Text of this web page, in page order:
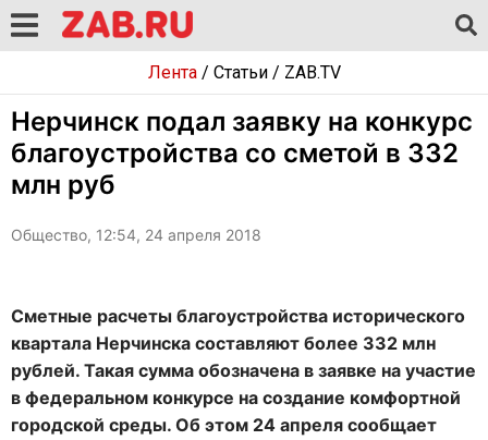
Лента/ Статьи/ ZAB.TV
Нерчинск подал заявку на конкурс
благоустройства со сметой в 332
млн руб
Общество, 12:54, 24 апреля 2018
Сметные расчеты благоустройства исторического
квартала Нерчинска составляют более 332 млн
рублей. Такая сумма обозначена в заявке на участие
в федеральном конкурсе на создание комфортной
городской среды. Об этом 24 апреля сообщает